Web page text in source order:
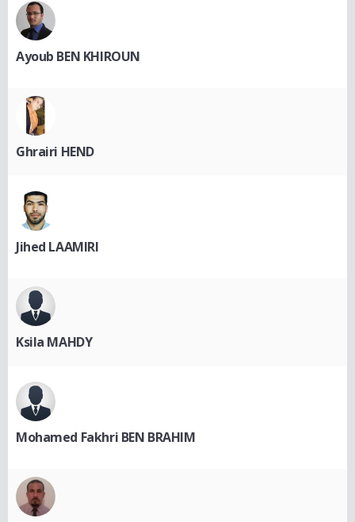
Ayoub BEN KHIROUN
Ghrairi HEND
Jihed LAAMIRI
Ksila MAHDY
Mohamed Fakhri BEN BRAHIM